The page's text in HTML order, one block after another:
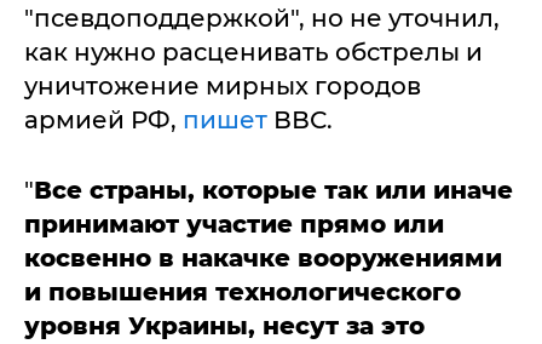
"псевдоподдержкой", но не уточнил,
как нужно расценивать обстрелы и
уничтожение мирных городов
армией РФ, пишет ВВС.
"Все страны, которые так или иначе
принимают участие прямо или
косвенно в накачке вооружениями
и повышения технологического
уровня Украины, несут за это